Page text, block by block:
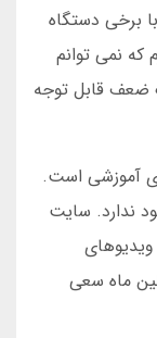
برخی دستگاه
که نمی توانم
ضعف قابل توجه
آموزشی است.
ندارد. سایت
ویدیوهای
ماه سعی